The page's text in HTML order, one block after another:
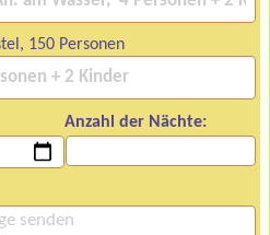
150 Personen
Anzahl der Nächte: